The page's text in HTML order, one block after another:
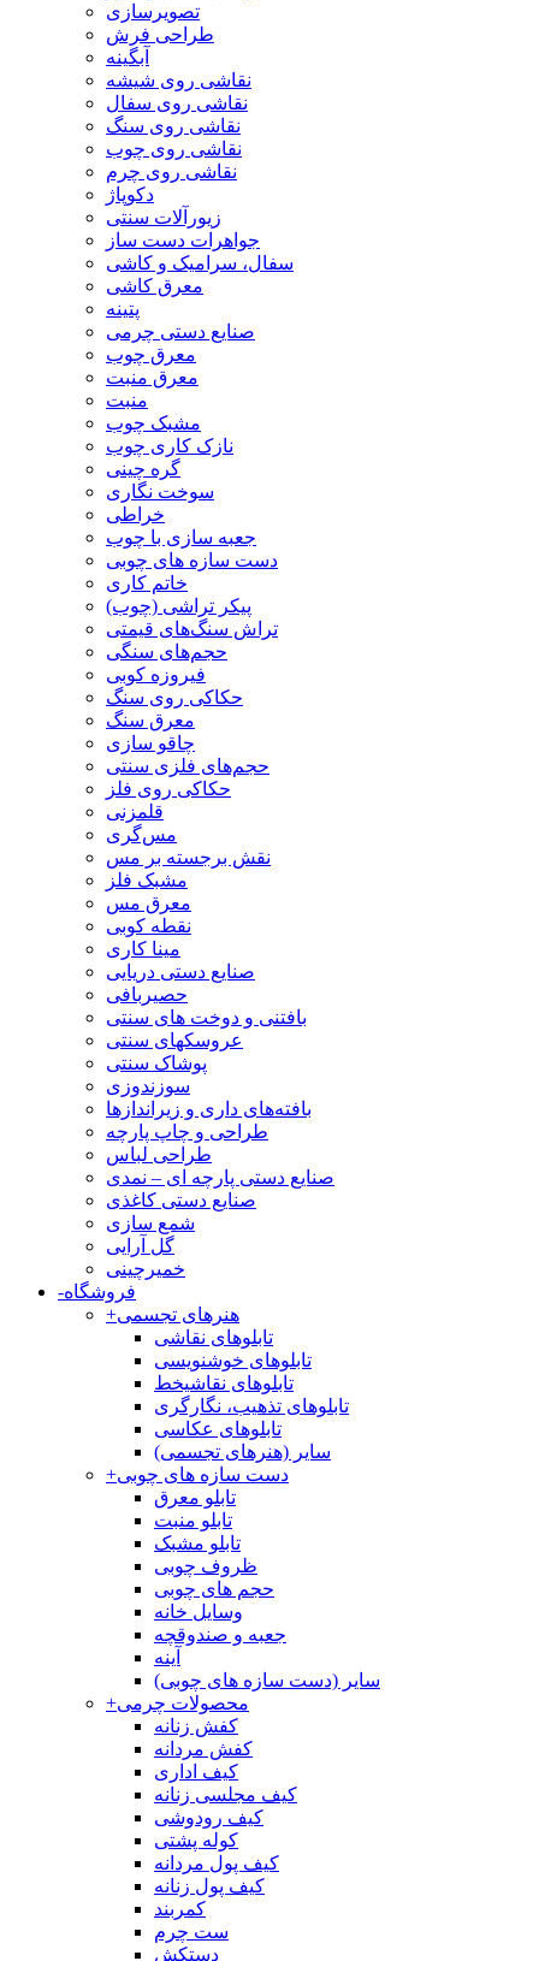
تصویرسازی
طراحی فرش
آبگینه
نقاشی روی شیشه
نقاشی روی سفال
نقاشی روی سنگ
نقاشی روی چوب
نقاشی روی چرم
دکوپاژ
زیورآلات سنتی
جواهرات دست ساز
سفال، سرامیک و کاشی
معرق کاشی
پتینه
صنایع دستی چرمی
معرق چوب
معرق منبت
منبت
مشبک چوب
نازک کاری چوب
گره چینی
سوخت نگاری
خراطی
جعبه سازی با چوب
دست سازه های چوبی
خاتم کاری
پیکر تراشی (چوب)
تراش سنگ‌های قیمتی
حجم‌های سنگی
فیروزه کوبی
حکاکی روی سنگ
معرق سنگ
چاقو سازی
حجم‌های فلزی سنتی
حکاکی روی فلز
قلمزنی
مس‌گری
نقش برجسته بر مس
مشبک فلز
معرق مس
نقطه کوبی
مینا کاری
صنایع دستی دریایی
حصیربافی
بافتنی‌ و دوخت های سنتی
عروسکهای سنتی
پوشاک سنتی
سوزندوزی
بافته‌های داری و زیراندازها
طراحی و چاپ پارچه
طراحی لباس
صنایع دستی پارچه ای – نمدی
صنایع دستی کاغذی
شمع سازی
گل آرایی
خمیرچینی
-فروشگاه
+هنرهای تجسمی
تابلوهای نقاشی
تابلوهای خوشنویسی
تابلوهای نقاشیخط
تابلوهای تذهیب، نگارگری
تابلوهای عکاسی
سایر (هنرهای تجسمی)
+دست سازه های چوبی
تابلو معرق
تابلو منبت
تابلو مشبک
ظروف چوبی
حجم های چوبی
وسایل خانه
جعبه و صندوقچه
آینه
سایر (دست سازه های چوبی)
+محصولات چرمی
کفش زنانه
کفش مردانه
کیف اداری
کیف مجلسی زنانه
کیف رودوشی
کوله پشتی
کیف پول مردانه
کیف پول زنانه
کمربند
ست چرم
دستکش